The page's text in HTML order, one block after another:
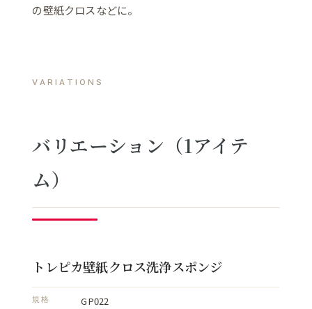
の壁紙クロスなどに。
VARIATIONS
バリエーション（1アイテ
ム）
トレピカ壁紙クロス洗浄スポンジ
規格 GP022